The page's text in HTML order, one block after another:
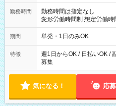
勤務時間
勤務時間は指定なし
変形労働時間制 想定労働時間160時間/月
～21：00
期間 単発・1日のみOK
特徴
週1日からOK / 日払いOK /
募集
気になる！ 応